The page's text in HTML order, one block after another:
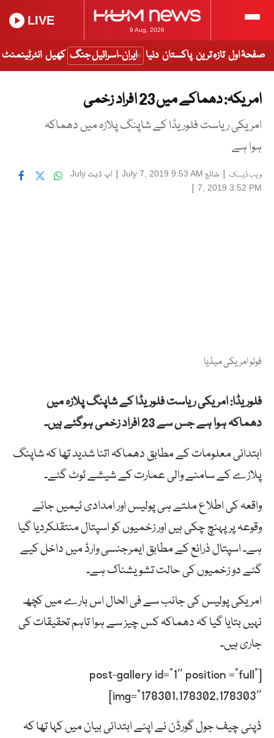
9 Aug, 2026
LIVE
صفحۂ اول تازہ ترین پاکستان دنیا ایران-اسرائیل جنگ کھیل انٹرٹینمنٹ
امریکہ: دھماکے میں 23 افراد زخمی
امریکی ریاست فلوریڈا کے شاپنگ پلازہ میں دھماکہ
ہوا ہے
ویب ڈیسک | شائع July 7, 2019 9:53 AM
| اپ ڈیٹ July
7, 2019 3:52 PM
|
فوٹو امریکی میڈیا
فلوریڈا: امریکی ریاست فلوریڈا کے شاپنگ پلازہ میں
دھماکہ ہوا ہے جس سے 23 افراد زخمی ہوگئے ہیں۔
ابتدائی معلومات کے مطابق دھماکہ اتنا شدید تھا کہ شاپنگ
پلازے کے سامنے والی عمارت کے شیشے ٹوٹ گئے۔
واقعہ کی اطلاع ملتے ہی پولیس اور امدادی ٹیمیں جائے
وقوعہ پر پہنچ چکی ہیں اور زخمیوں کو اسپتال منتقلکردیا گیا
ہے۔ اسپتال ذرائع کے مطابق ایمرجنسی وارڈ میں داخل کیے
گئے دو زخمیوں کی حالت تشویشناک ہے۔
امریکی پولیس کی جانب سے فی الحال اس بارے میں کچھ
نہیں بتایا گیا کہ دھماکہ کس چیز سے ہوا تاہم تحقیقات کی
جاری ہیں۔
[post-gallery id=”1″ position =”full”
img=”178301,178302,178303″]
ڈپٹی چیف جول گورڈن نے اپنے ابتدائی بیان میں کہا تھا کہ